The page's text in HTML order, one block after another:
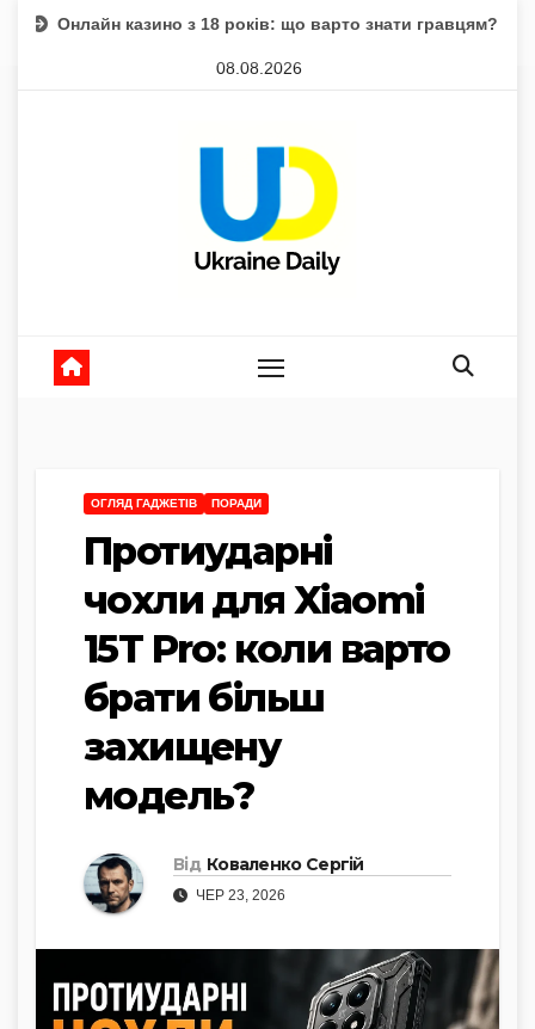
Skip
казино з 18 років: що варто знати гравцям? Магнітні
08.08.2026
ОГЛЯД ГАДЖЕТІВ ПОРАДИ
Протиударні
чохли для Xiaomi
15T Pro: коли варто
брати більш
захищену
модель?
Від Коваленко Сергій
ЧЕР 23, 2026